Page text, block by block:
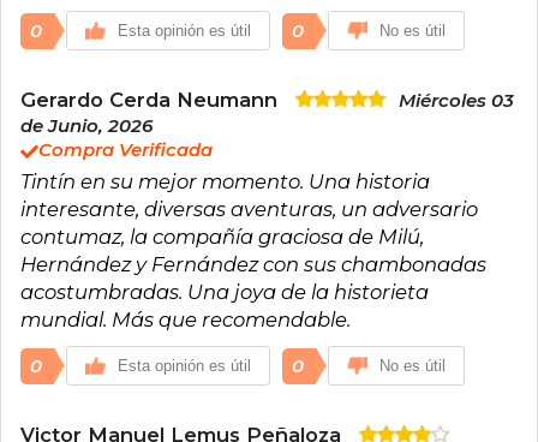
y crítica social, logrando trascender el ámbito
infantil y juvenil para convertirse en un referente
cultural universal.
reconocimientos durante su vida, y su influencia
exposiciones, adaptaciones y estudios sobre su
legado artístico. Su capacidad para unir
narración y dibujo con precisión y sensibilidad lo
consagró como uno de los grandes maestros
del cómic moderno. Casado en dos ocasiones y
apasionado también por el arte
contemporáneo, dejó una huella imborrable en
la cultura visual del siglo XX, permaneciendo
como una de las figuras más queridas y
estudiadas de la historia de la historieta.
0 Esta opinión es útil 0 No es útil
Gerardo Cerda Neumann
Miércoles 03
de Junio, 2026
Compra Verificada
Tintín en su mejor momento. Una historia
interesante, diversas aventuras, un adversario
contumaz, la compañía graciosa de Milú,
Hernández y Fernández con sus chambonadas
acostumbradas. Una joya de la historieta
mundial. Más que recomendable.
0 Esta opinión es útil 0 No es útil
Victor Manuel Lemus Peñaloza